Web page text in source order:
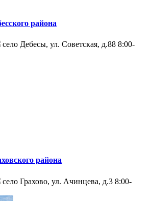
района
село Дебесы, ул. Советская, д.88 8:00-
района
село Грахово, ул. Ачинцева, д.3 8:00-